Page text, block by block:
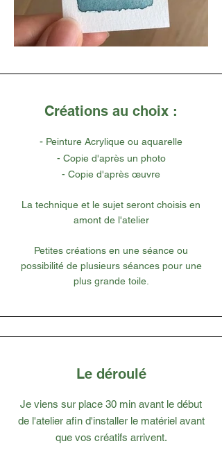
Créations au choix :
- Peinture Acrylique ou aquarelle
- Copie d'après un photo
- Copie d'après œuvre
La technique et le sujet seront choisis en
amont de l'atelier
Petites créations en une séance ou
possibilité de plusieurs séances pour une
plus grande toile.
Le déroulé
Je viens sur place 30 min avant le début
de l'atelier afin d'installer le matériel avant
que vos créatifs arrivent.